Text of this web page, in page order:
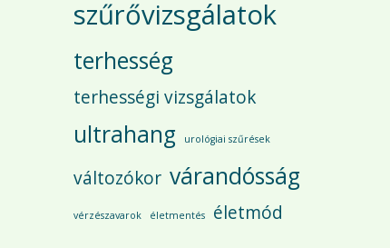
szűrővizsgálatok
terhesség
terhességi vizsgálatok
ultrahang urológiai szűrések
változókor várandósság
vérzészavarok életmentés életmód